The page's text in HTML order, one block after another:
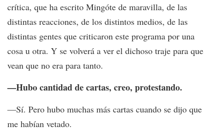
crítica, que ha escrito Mingóte de maravilla, de las
distintas reacciones, de los distintos medios, de las
distintas gentes que criticaron este programa por una
cosa u otra. Y se volverá a ver el dichoso traje para que
vean que no era para tanto.
—Hubo cantidad de cartas, creo, protestando.
—Sí. Pero hubo muchas más cartas cuando se dijo que
me habían vetado.